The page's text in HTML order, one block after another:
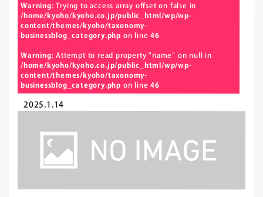
Warning: Trying to access array offset on false in
/home/kyoho/kyoho.co.jp/public_html/wp/wp-
content/themes/kyoho/taxonomy-
businessblog_category.php on line46
Warning: Attempt to read property "name" on null in
/home/kyoho/kyoho.co.jp/public_html/wp/wp-
content/themes/kyoho/taxonomy-
businessblog_category.php on line46
2025.1.14